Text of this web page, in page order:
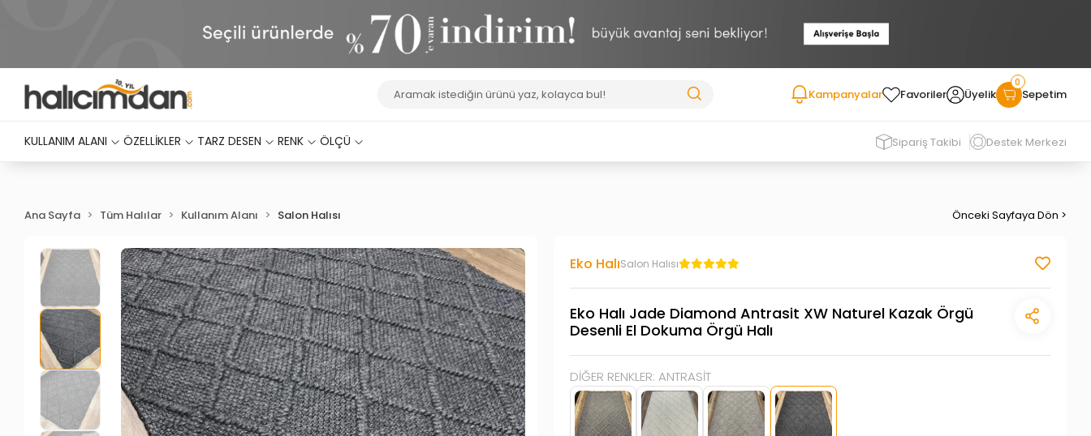
Kampanyalar Favoriler Üyelik
0
Sepetim
KULLANIM ALANI ÖZELLİKLER TARZ DESEN RENK ÖLÇÜ Sipariş Takibi Destek Merkezi
Ana Sayfa Tüm Halılar Kullanım Alanı Salon Halısı Önceki Sayfaya Dön >
Eko HalıSalon Halısı
Eko Halı Jade Diamond Antrasit XW Naturel Kazak Örgü
Desenli El Dokuma Örgü Halı
DİĞER RENKLER: ANTRASİT